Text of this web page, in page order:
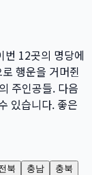
번 12곳의 명당에
행운을 거머쥔
의 주인공들. 다음
있습니다. 좋은
북 충남 충북